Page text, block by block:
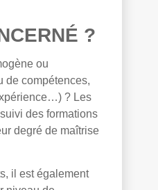
?
ou
de compétences,
? Les
des formations
degré de maîtrise
il est également